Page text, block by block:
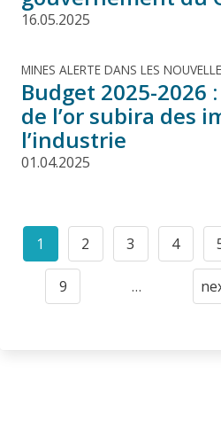
16.05.2025
MINES ALERTE DANS LES
Budget 2025-2026
de l’or subira des
l’industrie
01.04.2025
Pagination
Current
page
1
Page
2
Page
3
Page
4
Page
9 …